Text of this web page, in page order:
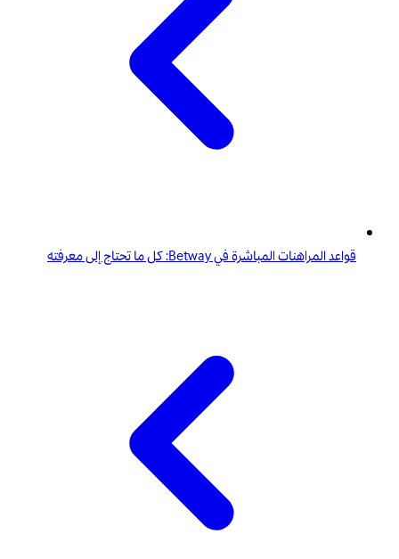
قواعد المراهنات المباشرة في Betway: كل ما تحتاج إلى معرفته